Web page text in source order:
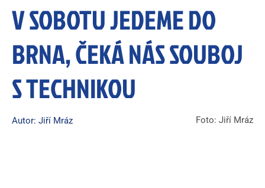
V SOBOTU JEDEME DO
BRNA, ČEKÁ NÁS SOUBOJ
S TECHNIKOU
Autor: Jiří Mráz Foto: Jiří Mráz